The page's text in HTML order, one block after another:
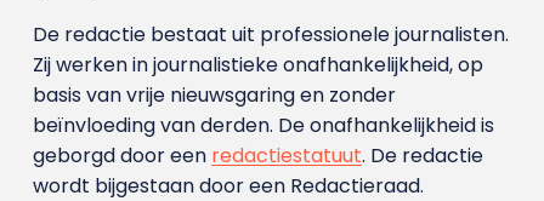
De redactie bestaat uit professionele journalisten.
Zij werken in journalistieke onafhankelijkheid, op
basis van vrije nieuwsgaring en zonder
beïnvloeding van derden. De onafhankelijkheid is
geborgd door een redactiestatuut. De redactie
wordt bijgestaan door een Redactieraad.